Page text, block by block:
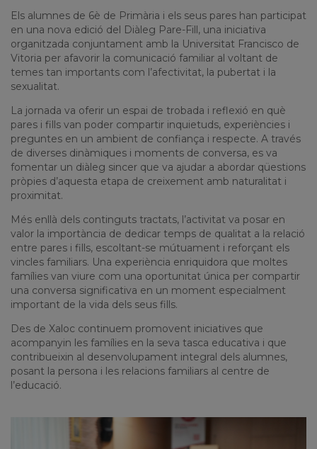
Els alumnes de 6è de Primària i els seus pares han participat
en una nova edició del Diàleg Pare-Fill, una iniciativa
organitzada conjuntament amb la Universitat Francisco de
Vitoria per afavorir la comunicació familiar al voltant de
temes tan importants com l’afectivitat, la pubertat i la
sexualitat.
La jornada va oferir un espai de trobada i reflexió en què
pares i fills van poder compartir inquietuds, experiències i
preguntes en un ambient de confiança i respecte. A través
de diverses dinàmiques i moments de conversa, es va
fomentar un diàleg sincer que va ajudar a abordar qüestions
pròpies d’aquesta etapa de creixement amb naturalitat i
proximitat.
Més enllà dels continguts tractats, l’activitat va posar en
valor la importància de dedicar temps de qualitat a la relació
entre pares i fills, escoltant-se mútuament i reforçant els
vincles familiars. Una experiència enriquidora que moltes
famílies van viure com una oportunitat única per compartir
una conversa significativa en un moment especialment
important de la vida dels seus fills.
Des de Xaloc continuem promovent iniciatives que
acompanyin les famílies en la seva tasca educativa i que
contribueixin al desenvolupament integral dels alumnes,
posant la persona i les relacions familiars al centre de
l’educació.